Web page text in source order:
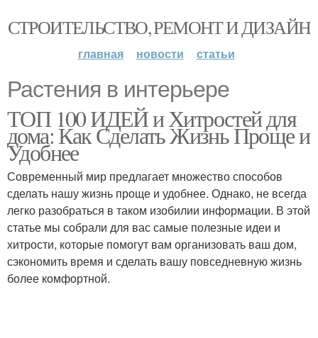
СТРОИТЕЛЬСТВО, РЕМОНТ И ДИЗАЙН
главная новости статьи
Растения в интерьере
ТОП 100 ИДЕЙ и Хитростей для
дома: Как Сделать Жизнь Проще и
Удобнее
Современный мир предлагает множество способов
сделать нашу жизнь проще и удобнее. Однако, не всегда
легко разобраться в таком изобилии информации. В этой
статье мы собрали для вас самые полезные идеи и
хитрости, которые помогут вам организовать ваш дом,
сэкономить время и сделать вашу повседневную жизнь
более комфортной.